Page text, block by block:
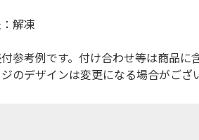
解凍
参考例です。付け合わせ等は商品に
のデザインは変更になる場合がござ